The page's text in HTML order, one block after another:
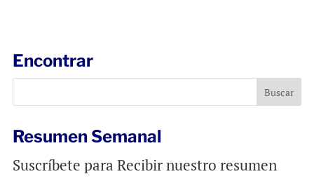
o
k
p
Encontrar
Resumen Semanal
Suscríbete para Recibir nuestro resumen